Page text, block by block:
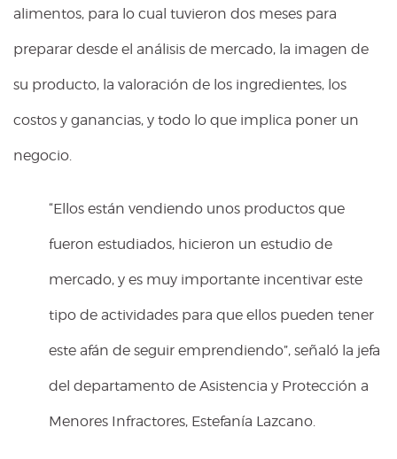
alimentos, para lo cual tuvieron dos meses para
preparar desde el análisis de mercado, la imagen de
su producto, la valoración de los ingredientes, los
costos y ganancias, y todo lo que implica poner un
negocio.
“Ellos están vendiendo unos productos que
fueron estudiados, hicieron un estudio de
mercado, y es muy importante incentivar este
tipo de actividades para que ellos pueden tener
este afán de seguir emprendiendo”, señaló la jefa
del departamento de Asistencia y Protección a
Menores Infractores, Estefanía Lazcano.